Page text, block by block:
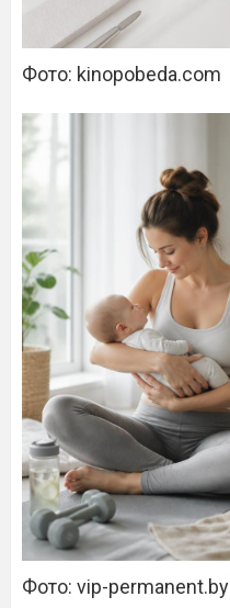
Фото: kinopobeda.com
Фото: vip-permanent.by